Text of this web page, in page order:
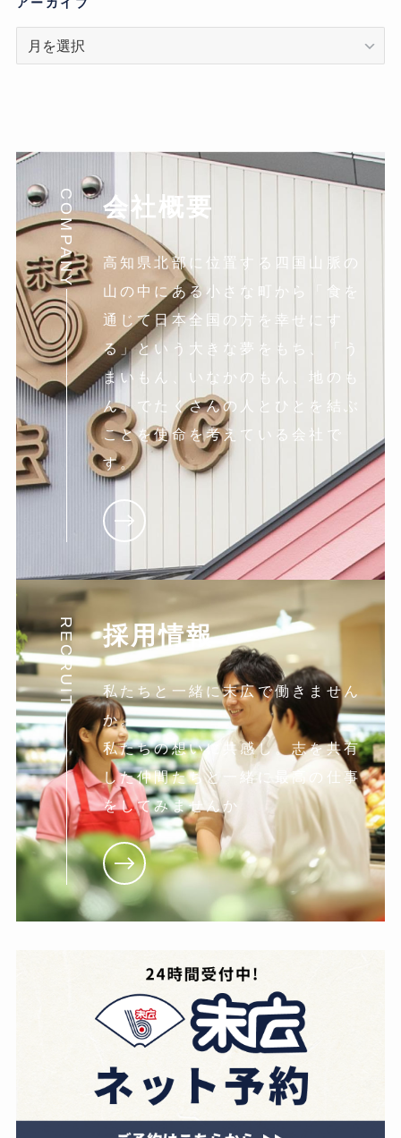
リ
アーカイブ
ア
COMPANY 会社概要
高知県北部に位置する四国山脈の
山の中にある小さな町から「食を
通じて日本全国の方を幸せにす
る」という大きな夢をもち、「う
まいもん、いなかのもん、地のも
ん」でたくさんの人とひとを結ぶ
ことを使命を考えている会社で
す。
RECRUIT 採用情報
私たちと一緒に末広で働きません
か。
私たちの想いに共感し。志を共有
した仲間たちと一緒に最高の仕事
をしてみませんか